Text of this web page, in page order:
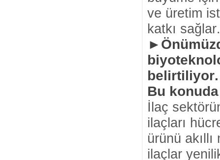
ve üretim
katkı sağlar.
belirtiliyor.
Bu
İlaç
ilaçları
ürünü
ilaçlar